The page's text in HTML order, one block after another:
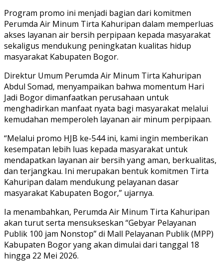
Program promo ini menjadi bagian dari komitmen
Perumda Air Minum Tirta Kahuripan dalam memperluas
akses layanan air bersih perpipaan kepada masyarakat
sekaligus mendukung peningkatan kualitas hidup
masyarakat Kabupaten Bogor.
Direktur Umum Perumda Air Minum Tirta Kahuripan
Abdul Somad, menyampaikan bahwa momentum Hari
Jadi Bogor dimanfaatkan perusahaan untuk
menghadirkan manfaat nyata bagi masyarakat melalui
kemudahan memperoleh layanan air minum perpipaan.
“Melalui promo HJB ke-544 ini, kami ingin memberikan
kesempatan lebih luas kepada masyarakat untuk
mendapatkan layanan air bersih yang aman, berkualitas,
dan terjangkau. Ini merupakan bentuk komitmen Tirta
Kahuripan dalam mendukung pelayanan dasar
masyarakat Kabupaten Bogor,” ujarnya.
Ia menambahkan, Perumda Air Minum Tirta Kahuripan
akan turut serta mensukseskan “Gebyar Pelayanan
Publik 100 jam Nonstop” di Mall Pelayanan Publik (MPP)
Kabupaten Bogor yang akan dimulai dari tanggal 18
hingga 22 Mei 2026.